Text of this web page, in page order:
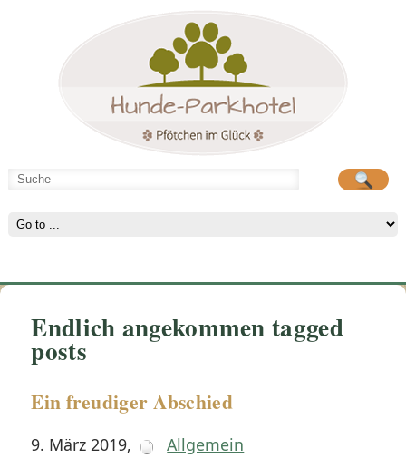
Hunde-Parkhotel
Endlich angekommen tagged
posts
Ein freudiger Abschied
9. März 2019, Allgemein